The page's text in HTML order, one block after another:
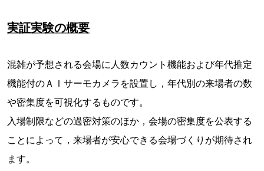
実証実験の概要
混雑が予想される会場に人数カウント機能および年代推定
機能付のＡＩサーモカメラを設置し，年代別の来場者の数
や密集度を可視化するものです。
入場制限などの過密対策のほか，会場の密集度を公表する
ことによって，来場者が安心できる会場づくりが期待され
ます。